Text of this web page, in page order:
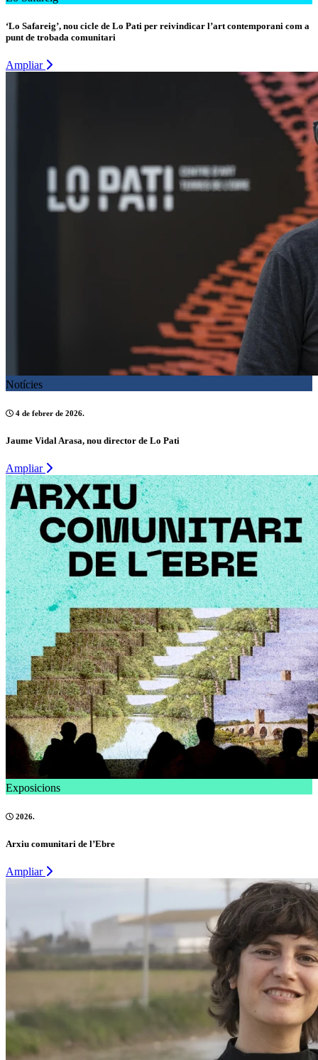
‘Lo Safareig’, nou cicle de Lo Pati per reivindicar l’art contemporani com a
punt de trobada comunitari
Ampliar
Notícies
4 de febrer de 2026.
Jaume Vidal Arasa, nou director de Lo Pati
Ampliar
Exposicions
2026.
Arxiu comunitari de l’Ebre
Ampliar